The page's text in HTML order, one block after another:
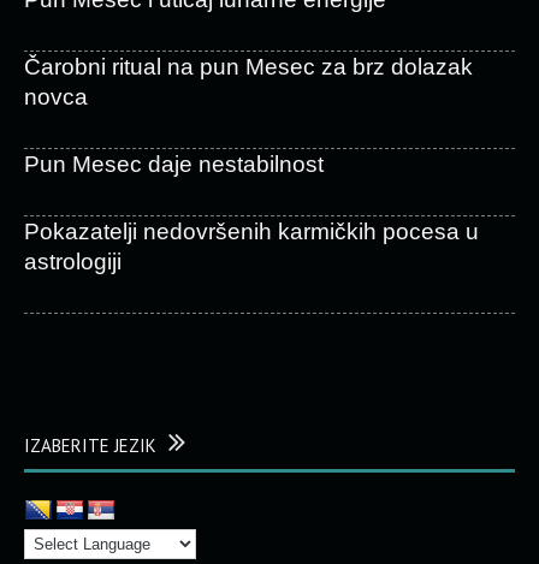
Čarobni ritual na pun Mesec za brz dolazak
novca
Pun Mesec daje nestabilnost
Pokazatelji nedovršenih karmičkih pocesa u
astrologiji
IZABERITE JEZIK